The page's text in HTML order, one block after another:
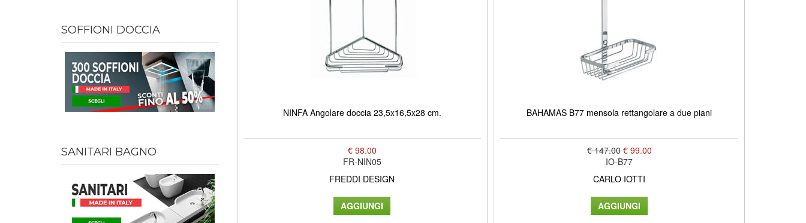
SOFFIONI DOCCIA
SANITARI BAGNO
NINFA Angolare doccia 23,5x16,5x28 cm.
€ 98.00
FR-NIN05
FREDDI DESIGN
BAHAMAS B77 mensola rettangolare a due piani
€ 147.00 € 99.00
IO-B77
CARLO IOTTI